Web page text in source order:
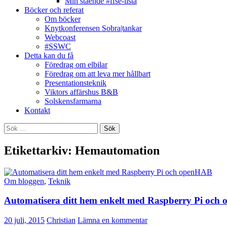
Böcker och referat
Om böcker
Knytkonferensen Sobra|tankar
Webcoast
#SSWC
Detta kan du få
Föredrag om elbilar
Föredrag om att leva mer hållbart
Presentationsteknik
Viktors affärshus B&B
Solskensfarmarna
Kontakt
Sök
efter:
Etikettarkiv: Hemautomation
Om bloggen, Teknik
Automatisera ditt hem enkelt med Raspberry Pi och
20 juli, 2015 Christian Lämna en kommentar